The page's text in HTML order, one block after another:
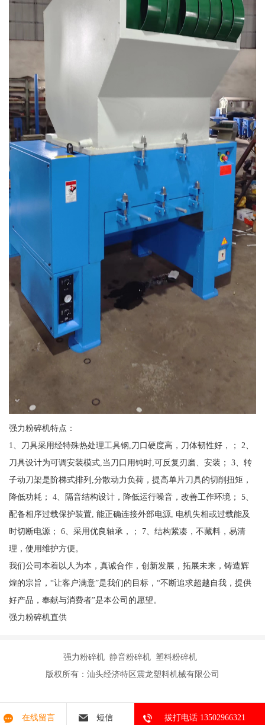
强力粉碎机特点：
1、刀具采用经特殊热处理工具钢,刀口硬度高，刀体韧性好，； 2、
刀具设计为可调安装模式,当刀口用钝时,可反复刃磨、安装； 3、转
子动刀架是阶梯式排列,分散动力负荷，提高单片刀具的切削扭矩，
降低功耗； 4、隔音结构设计，降低运行噪音，改善工作环境； 5、
配备相序过载保护装置, 能正确连接外部电源, 电机失相或过载能及
时切断电源； 6、采用优良轴承，； 7、结构紧凑，不藏料，易清
理，使用维护方便。
我们公司本着以人为本，真诚合作，创新发展，拓展未来，铸造辉
煌的宗旨，“让客户满意”是我们的目标，“不断追求超越自我，提供
好产品，奉献与消费者”是本公司的愿望。
强力粉碎机直供
强力粉碎机 静音粉碎机 塑料粉碎机
版权所有：汕头经济特区震龙塑料机械有限公司
在线留言 短信 拔打电话 13502966321